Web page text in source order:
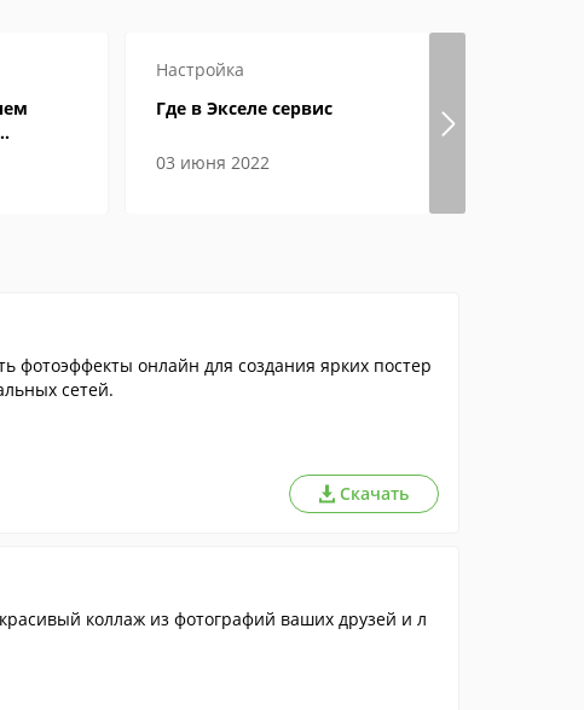
Настройка
Где в Экселе сервис
03 июня 2022
фотоэффекты онлайн для создания ярких постер
сетей.
Скачать
коллаж из фотографий ваших друзей и л